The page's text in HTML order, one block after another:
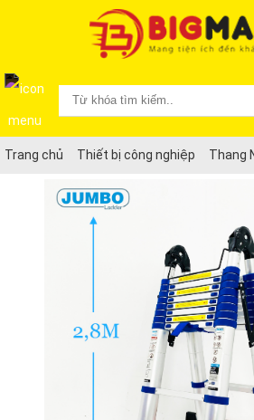
Trang chủ Thiết bị công nghiệp Thang